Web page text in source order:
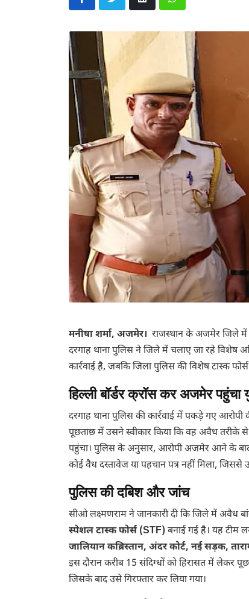
मनीषा शर्मा, अजमेर। राजस्थान के अजमेर जिले में
दरगाह थाना पुलिस ने जिले में चलाए जा रहे विशेष
कार्रवाई है, जबकि जिला पुलिस की विशेष टास्क
हिल्ली बॉर्डर क्रॉस कर अजमेर पहुंचा
दरगाह थाना पुलिस की कार्रवाई में पकड़े गए आरोपी
पूछताछ में उसने स्वीकार किया कि वह अवैध तरीके
पहुंचा। पुलिस के अनुसार, आरोपी अजमेर आने के बाद
कोई वैध दस्तावेज या पहचान पत्र नहीं मिला,
पुलिस की दबिश और जांच
सीओ लक्ष्मणराम ने जानकारी दी कि जिले में अवैध
स्पेशल टास्क फोर्स (STF) बनाई गई है। यह टीम
जालियान कब्रिस्तान, अंदर कोर्ट, नई सड़क,
इस दौरान करीब 15 संदिग्धों को हिरासत में लेकर
जिसके बाद उसे गिरफ्तार कर लिया गया।